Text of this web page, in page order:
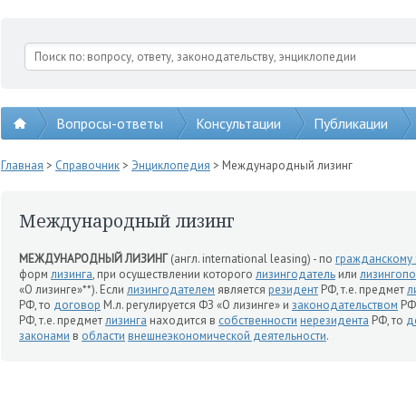
Вопросы-ответы Консультации Публикации
Главная > Справочник> Энциклопедия > Международный лизинг
Международный лизинг
МЕЖДУНАРОДНЫЙ ЛИЗИНГ(англ. international leasing) - по гражданскому
форм лизинга, при осуществлении которого лизингодатель или
«О лизинге»**). Если лизингодателем является резидент РФ, т.е. предмет
РФ, то договор М.л. регулируется ФЗ «О лизинге» и законодательством
РФ, т.е. предметлизинга находится в собственности нерезидента РФ, то
законами в области внешнеэкономической деятельности.